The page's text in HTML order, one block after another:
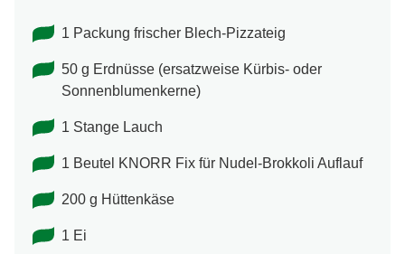
1 Packung frischer Blech-Pizzateig
50 g Erdnüsse (ersatzweise Kürbis- oder
Sonnenblumenkerne)
1 Stange Lauch
1 Beutel KNORR Fix für Nudel-Brokkoli Auflauf
200 g Hüttenkäse
1 Ei